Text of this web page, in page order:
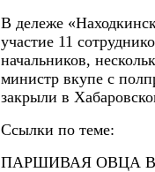
В дележе
участие 11
начальников,
министр вкупе с
закрыли в
Ссылки по теме:
ПАРШИВАЯ ОВЦА